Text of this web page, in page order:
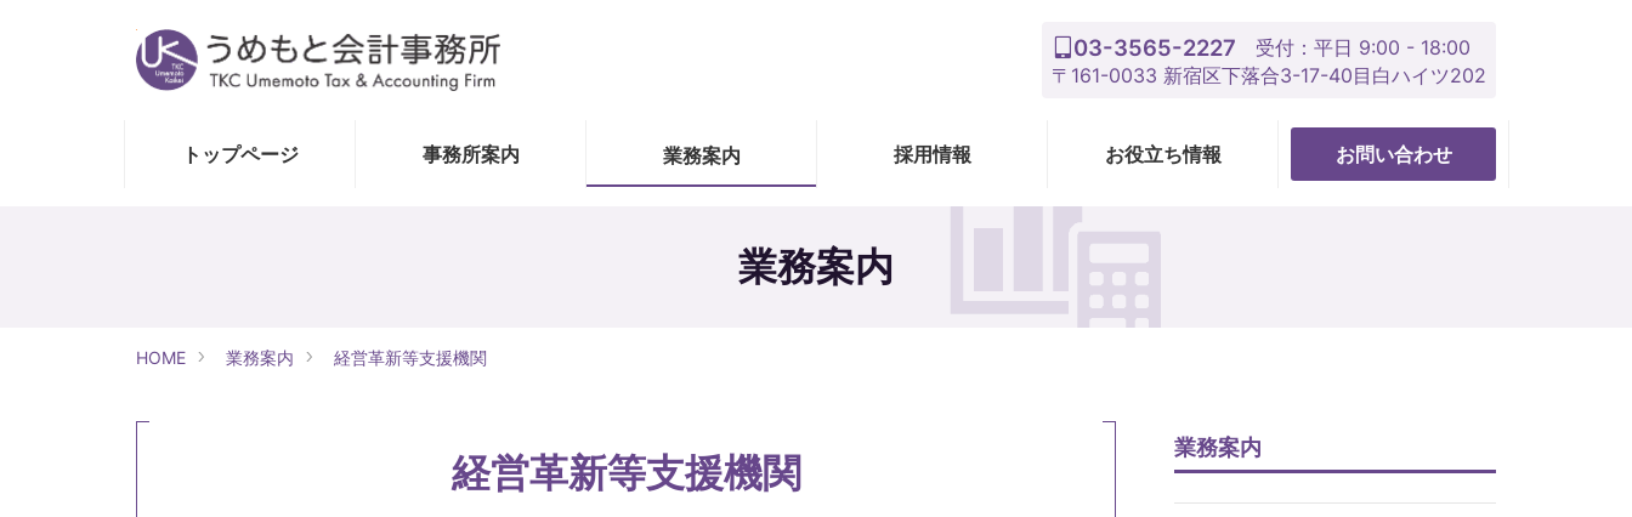
03-3565-2227
受付：平日 9:00 - 18:00
〒161-0033 新宿区下落合3-17-40目白ハイツ202
トップページ 事務所案内 業務案内 採用情報 お役立ち情報 お問い合わせ
業務案内
HOME 業務案内 経営革新等支援機関
経営革新等支援機関
業務案内